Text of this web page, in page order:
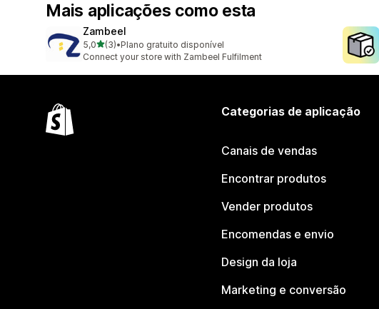
Mais aplicações como esta
Zambeel
5,0de 5 estrelas
(3)
3 total de avaliações
•Plano gratuito disponível
Connect your store with Zambeel Fulfilment
Categorias de aplicação
Canais de vendas
Encontrar produtos
Vender produtos
Encomendas e envio
Design da loja
Marketing e conversão